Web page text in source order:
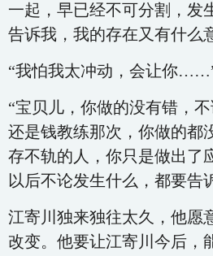
一起，早已经不可分割，发
告诉我，我的存在又有什么
“我怕我太冲动，会让你
“宝贝儿，你做的没有错，
还是钱教练那次，你做的都
存不轨的人，你只是做出了
以后不论发生什么，都要告
江寄川独来独往太久，他愿
改变。他要让江寄川今后，